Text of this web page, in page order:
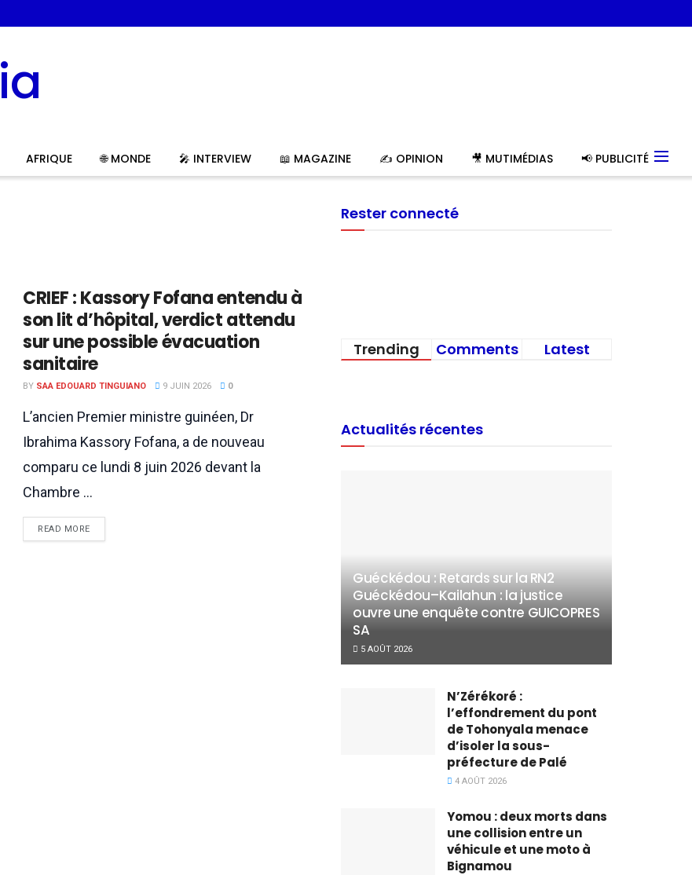
AFRIQUE 🌐 MONDE 🎤 INTERVIEW 📖 MAGAZINE ✍️ OPINION 🎥 MUTIMÉDIAS 📢 PUBLICITÉ
CRIEF : Kassory Fofana entendu à
son lit d’hôpital, verdict attendu
sur une possible évacuation
sanitaire
BY SAA EDOUARD TINGUIANO 9 JUIN 2026 0
L’ancien Premier ministre guinéen, Dr
Ibrahima Kassory Fofana, a de nouveau
comparu ce lundi 8 juin 2026 devant la
Chambre ...
READ MORE
Rester connecté
Trending Comments Latest
Actualités récentes
Guéckédou : Retards sur la RN2
Guéckédou–Kailahun : la justice
ouvre une enquête contre GUICOPRES
SA
5 AOÛT 2026
N’Zérékoré :
l’effondrement du pont
de Tohonyala menace
d’isoler la sous-
préfecture de Palé
4 AOÛT 2026
Yomou : deux morts dans
une collision entre un
véhicule et une moto à
Bignamou